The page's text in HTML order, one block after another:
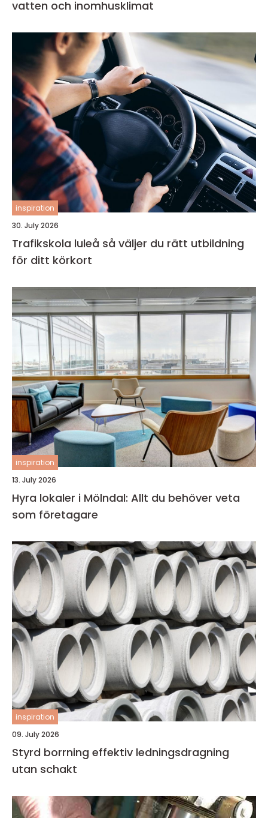
vatten och inomhusklimat
inspiration
30. July 2026
Trafikskola luleå så väljer du rätt utbildning
för ditt körkort
inspiration
13. July 2026
Hyra lokaler i Mölndal: Allt du behöver veta
som företagare
inspiration
09. July 2026
Styrd borrning effektiv ledningsdragning
utan schakt